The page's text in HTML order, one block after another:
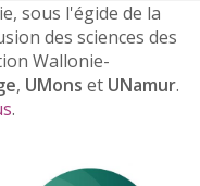
sous l'égide de la
des sciences des
Wallonie-
, UMons et UNamur.
.